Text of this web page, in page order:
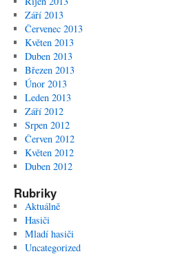
Září 2013
Červenec 2013
Květen 2013
Duben 2013
Březen 2013
Únor 2013
Leden 2013
Září 2012
Srpen 2012
Červen 2012
Květen 2012
Duben 2012
Rubriky
Aktuálně
Hasiči
Mladí hasiči
Uncategorized